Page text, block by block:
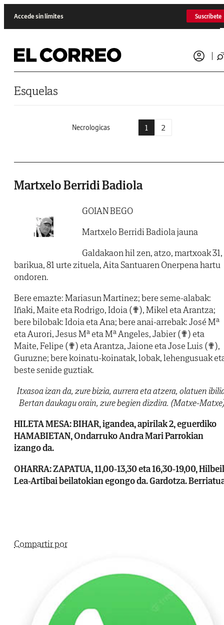
Accede sin límites Suscríbete
Esquelas
Necrologicas 1 2
Martxelo Berridi Badiola
GOIAN BEGO
Martxelo Berridi Badiola jauna
Galdakaon hil zen, atzo, martxoak 31,
barikua, 81 urte zituela, Aita Santuaren Onerpena hartu
ondoren.
Bere emazte: Mariasun Martinez; bere seme-alabak:
Iñaki, Maite eta Rodrigo, Idoia (✟), Mikel eta Arantza;
bere bilobak: Idoia eta Ana; bere anai-arrebak: José Mª
eta Aurori, Jesus Mª eta Mª Angeles, Jabier (✟) eta
Maite, Felipe (✟) eta Arantza, Jaione eta Jose Luis (✟),
Guruzne; bere koinatu-koinatak, lobak, lehengusuak
beste senide guztiak.
Itxasoa izan da, zure bizia, aurrera eta atzera, olatuen
Bertan daukagu orain, zure begien dizdira. (Matxe-
HILETA MESA: BIHAR, igandea, apirilak 2, eguerdiko
HAMABIETAN, Ondarruko Andra Mari Parrokian
izango da.
OHARRA: ZAPATUA, 11,00-13,30 eta 16,30-19,00,
Lea-Artibai beilatokian egongo da. Gardotza.
Compartir por